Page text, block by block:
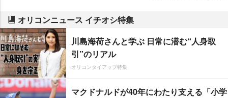
オリコンニュース イチオシ特集
川島海荷さんと学ぶ 日常に潜む“人身取
引”のリアル
オリコンタイアップ特集
マクドナルドが40年にわたり支える「小学